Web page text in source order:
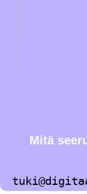
Mitä